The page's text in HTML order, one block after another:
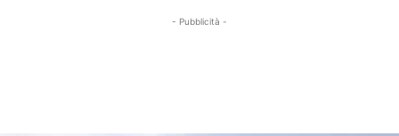
- Pubblicità -